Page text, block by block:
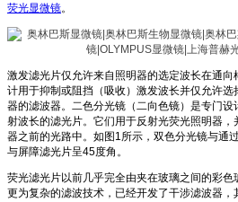
荧光显微镜。
激发滤光片仅允许来自照明器的选定波长在通
计用于抑制或阻挡（吸收）激发波长并仅允许
器的滤波器。二色分光镜（二向色镜）是专门
射波长的滤光片。它们用于反射光荧光照明器
器之前的光路中。如图1所示，双色分光镜与通
与屏障滤光片呈45度角。
荧光滤光片以前几乎完全由夹在玻璃之间的彩
更为复杂的滤波技术，已经开发了干涉滤波器